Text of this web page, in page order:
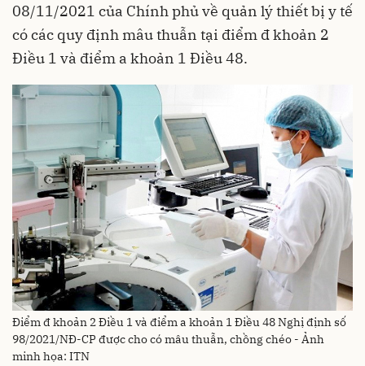
08/11/2021 của Chính phủ về quản lý thiết bị y tế
có các quy định mâu thuẫn tại điểm đ khoản 2
Điều 1 và điểm a khoản 1 Điều 48.
Điểm đ khoản 2 Điều 1 và điểm a khoản 1 Điều 48 Nghị định số
98/2021/NĐ-CP được cho có mâu thuẫn, chồng chéo - Ảnh
minh họa: ITN